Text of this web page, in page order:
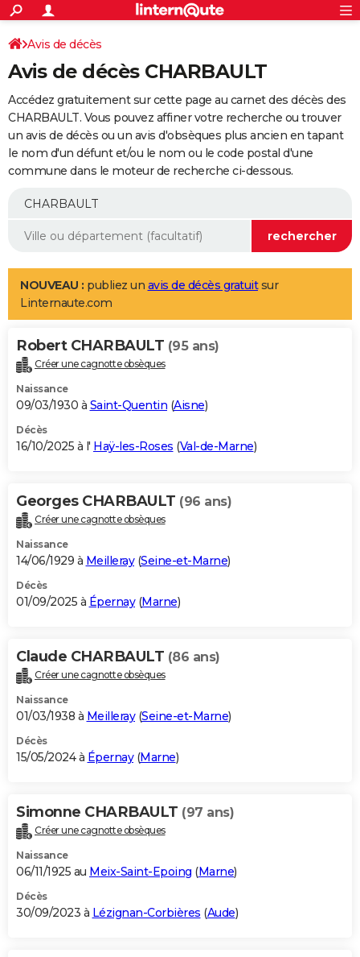
ACTUALITÉS
Politique
Société
Faits Divers
Education
Monde
Villes
+
SPORT
Coupe du monde 2026
Football
Tennis
Cyclisme
Rugby
Forum
Programme TV
TNT
Streaming
Cinéma
Sorties cinéma
Musique
+
FINANCE
Impôts
Immobilier
Risques naturels par ville
Banque
Assurance
Crédit
AUTO
Essais
Réserver un essai
Citadines
Berlines
SUV
Forum auto
+
Mobiles
Meilleur smartphone
Internet
Ordinateurs
Jeux vidéo
Guide high-tech
Aménagement intérieur
LIFESTYLE
Art de vivre
Bien-être
Loisirs
Mode
Modes de vie
Alimentation
Guide de la santé
Maladies
Médicaments
Sommeil
VOYAGE
Destinations
City break
Voyage nature
Voyage de noces
Forum
Climat
+PHOTO
GUIDES D'ACHAT
BONS PLANS
Carte de Noël
Carte Bonne année
Carte Saint-Valentin
Carte Pâques
Carte d'anniversaire
DICTIONNAIRE
Dictionnaire
Biographies
Citations
Expressions
Proverbes
PROGRAMME TV
S'inscrire
Se connecter
Lycées
Collèges
Primaires
Universités
Entreprises
Service militaire
Avis de recherche
AVIS DE DÉCÈS
Bricolage
Lifestyle
Culture
Sport
Auto
Television
Voyage
Cinema
Avis de décès
Avis de décès CHARBAULT
Accédez gratuitement sur cette page au carnet des décès des
CHARBAULT. Vous pouvez affiner votre recherche ou trouver
un avis de décès ou un avis d'obsèques plus ancien en tapant
le nom d'un défunt et/ou le nom ou le code postal d'une
commune dans le moteur de recherche ci-dessous.
NOUVEAU : publiez un avis de décès gratuitsur
Linternaute.com
Robert CHARBAULT (95 ans)
Créer une cagnotte obsèques
Naissance
09/03/1930 à Saint-Quentin (Aisne)
Décès
16/10/2025 à l' Haÿ-les-Roses (Val-de-Marne)
Georges CHARBAULT (96 ans)
Créer une cagnotte obsèques
Naissance
14/06/1929 à Meilleray(Seine-et-Marne)
Décès
01/09/2025 à Épernay(Marne)
Claude CHARBAULT (86 ans)
Créer une cagnotte obsèques
Naissance
01/03/1938 à Meilleray(Seine-et-Marne)
Décès
15/05/2024 à Épernay(Marne)
Simonne CHARBAULT (97 ans)
Créer une cagnotte obsèques
Naissance
06/11/1925 au Meix-Saint-Epoing (Marne)
Décès
30/09/2023 à Lézignan-Corbières (Aude)